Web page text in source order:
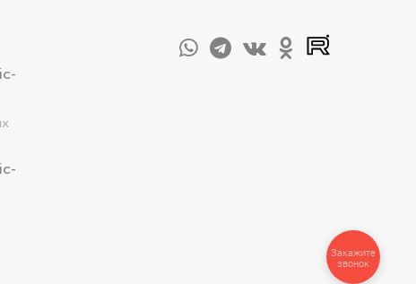
Закажите
звонок